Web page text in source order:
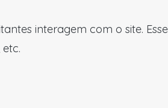
interagem com o site.